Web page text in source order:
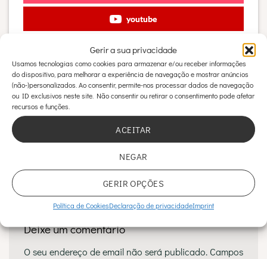
Gerir a sua privacidade
Usamos tecnologias como cookies para armazenar e/ou receber informações
do dispositivo, para melhorar a experiência de navegação e mostrar anúncios
(não-)personalizados. Ao consentir, permite-nos processar dados de navegação
ou ID exclusivos neste site. Não consentir ou retirar o consentimento pode afetar
recursos e funções.
ACEITAR
NEGAR
GERIR OPÇÕES
Política de CookiesDeclaração de privacidadeImprint
youtube
tiktok
Esse registro foi postado em
cuidados pós-operatórios
importante?
Fotona 4D®: os 4 passos do
lifting facial não-invasivo
Deixe um comentário
O seu endereço de email não será publicado. Campos